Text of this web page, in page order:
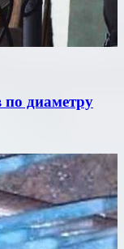
по диаметру